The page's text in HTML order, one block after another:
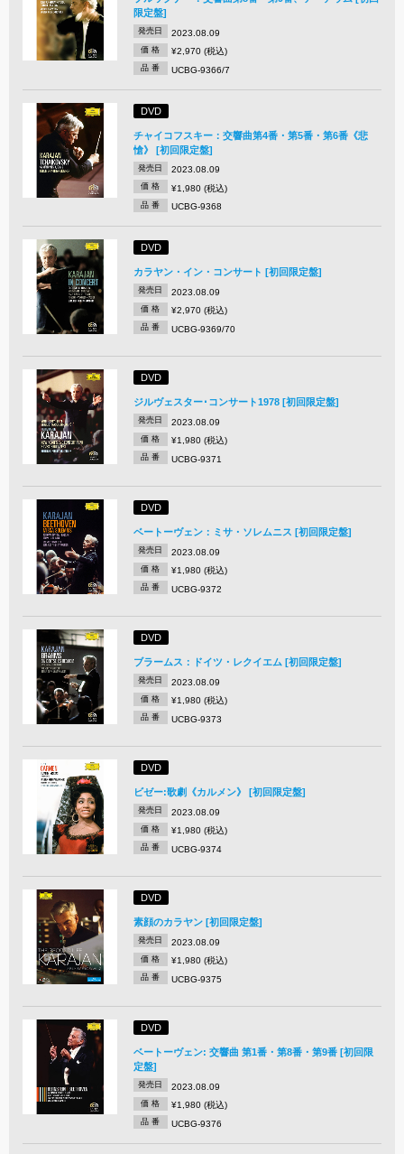
限定盤]
発売日 2023.08.09
価 格 ¥2,970 (税込)
品 番 UCBG-9366/7
DVD
チャイコフスキー：交響曲第4番・第5番・第6番《悲
愴》 [初回限定盤]
発売日 2023.08.09
価 格 ¥1,980 (税込)
品 番 UCBG-9368
DVD
カラヤン・イン・コンサート [初回限定盤]
発売日 2023.08.09
価 格 ¥2,970 (税込)
品 番 UCBG-9369/70
DVD
ジルヴェスター･コンサート1978 [初回限定盤]
発売日 2023.08.09
価 格 ¥1,980 (税込)
品 番 UCBG-9371
DVD
ベートーヴェン：ミサ・ソレムニス [初回限定盤]
発売日 2023.08.09
価 格 ¥1,980 (税込)
品 番 UCBG-9372
DVD
ブラームス：ドイツ・レクイエム [初回限定盤]
発売日 2023.08.09
価 格 ¥1,980 (税込)
品 番 UCBG-9373
DVD
ビゼー:歌劇《カルメン》 [初回限定盤]
発売日 2023.08.09
価 格 ¥1,980 (税込)
品 番 UCBG-9374
DVD
素顔のカラヤン [初回限定盤]
発売日 2023.08.09
価 格 ¥1,980 (税込)
品 番 UCBG-9375
DVD
ベートーヴェン: 交響曲 第1番・第8番・第9番 [初回限
定盤]
発売日 2023.08.09
価 格 ¥1,980 (税込)
品 番 UCBG-9376